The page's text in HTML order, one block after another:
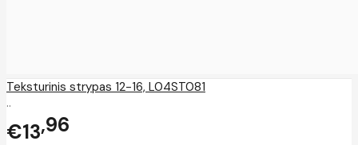
Teksturinis strypas 12-16, L04ST081
..
€13 96